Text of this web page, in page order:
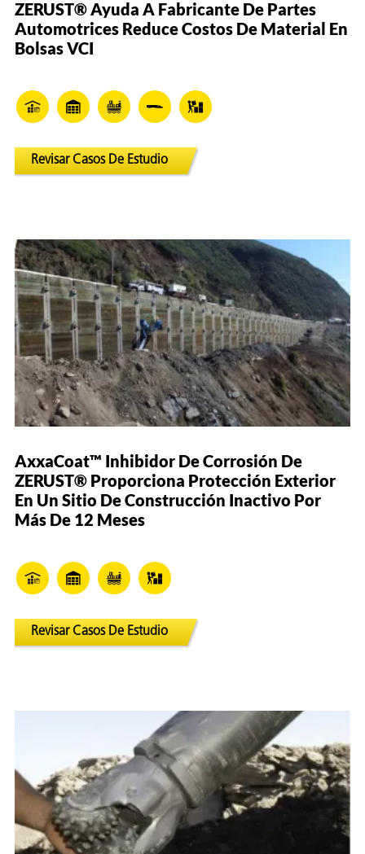
ZERUST® Ayuda A Fabricante De Partes
Automotrices Reduce Costos De Material En
Bolsas VCI
Revisar Casos De Estudio
AxxaCoat™ Inhibidor De Corrosión De
ZERUST® Proporciona Protección Exterior
En Un Sitio De Construcción Inactivo Por
Más De 12 Meses
Revisar Casos De Estudio